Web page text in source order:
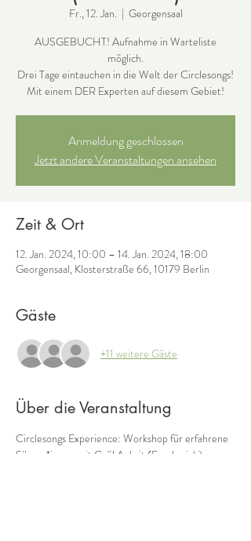
Fr., 12. Jan.
  |
Georgensaal
AUSGEBUCHT! Aufnahme in Warteliste
möglich.
Drei Tage eintauchen in die Welt der Circlesongs!
Anmeldung geschlossen
Jetzt andere Veranstaltungen ansehen
Zeit & Ort
12. Jan. 2024, 10:00 – 14. Jan. 2024, 18:00
Georgensaal, Klosterstraße 66, 10179 Berlin
Gäste
+11 weitere Gäste
Über die Veranstaltung
Circlesongs Experience: Workshop für erfahrene
Sänger*innen mit Gaël Aubrit (Frankreich)